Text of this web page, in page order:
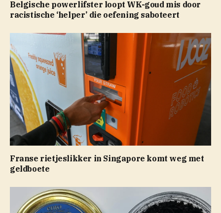
Belgische powerlifster loopt WK-goud mis door
racistische ‘helper’ die oefening saboteert
Franse rietjeslikker in Singapore komt weg met
geldboete